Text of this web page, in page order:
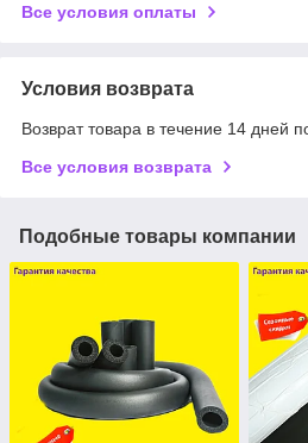
Все условия оплаты
Условия возврата
Возврат товара в течение 14 дней
Все условия возврата
Подобные товары компании